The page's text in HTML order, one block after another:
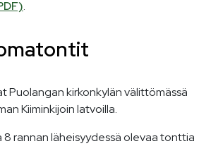
.
Puolangan kirkonkylän välittömässä
Kiiminkijoin latvoilla.
8 rannan läheisyydessä olevaa tonttia